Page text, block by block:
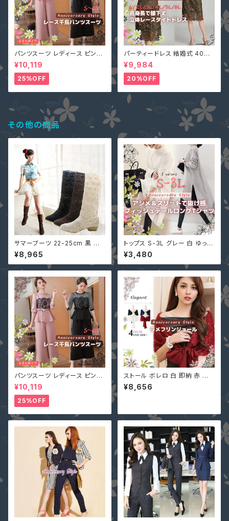
パンツスーツ レディース ピンク
2L (L寄り) 3L 即納 S M L 4L
黒 XZ-X99616 レース 七分袖
ガウチョパンツ ペプラム リボン
¥10,119
25%OFF
パーティードレス 結婚式 40代
大きいサイズ オリーブ L(S寄り
M) 5L 即納 2L 3L 4L 6L MD
-1164467 袖あり 七分袖 花柄
刺繍 総レース ワンピース タイ
ト Aライン 春
¥9,984
20%OFF
その他の商品
サマーブーツ 22-25cm 黒 ベ
ージュ 茶 一部即納 春ブーツ 夏
ブーツ レース ミドルブーツ ロ
ーヒール (筒丈誤差大）Cjgy-b
¥8,965
トップス S-3L グレー 白 ゆった
り 大きいサイズ チュニック ワン
ピース 即納 9001047 ロンT
シャツ サイドスリット ホワイト
¥3,480
パンツスーツ レディース ピンク
2L (L寄り) 3L 即納 S M L 4L
黒 XZ-X99616 レース 七分袖
ガウチョパンツ ペプラム リボン
¥10,119
25%OFF
ストール ボレロ 白 即納 赤 黒
ネイビー 結婚式 ラメ フリンジ
上品 パーティー ショール F YJ-
¥8,656